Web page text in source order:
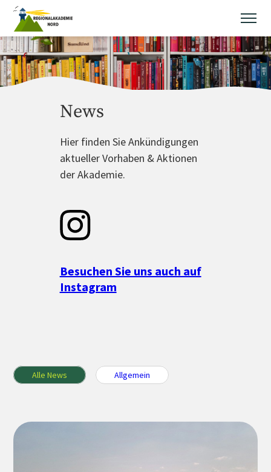
Skip
content
News
Hier finden Sie Ankündigungen
aktueller Vorhaben & Aktionen
der Akademie.
Besuchen Sie uns auch auf
Instagram
Alle News Allgemein